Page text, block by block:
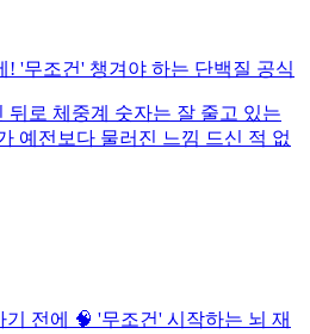
! '무조건' 챙겨야 하는 단백질 공식
뒤로 체중계 숫자는 잘 줄고 있는
예전보다 물러진 느낌 드신 적 없
전에 🧠 '무조건' 시작하는 뇌 재